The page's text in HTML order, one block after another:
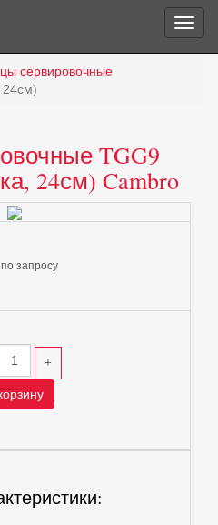
сервировочные
24см)
TGG9
24см) Cambro
запросу